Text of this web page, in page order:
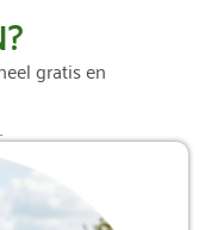
gratis en